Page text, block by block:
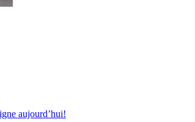
aujourd’hui!